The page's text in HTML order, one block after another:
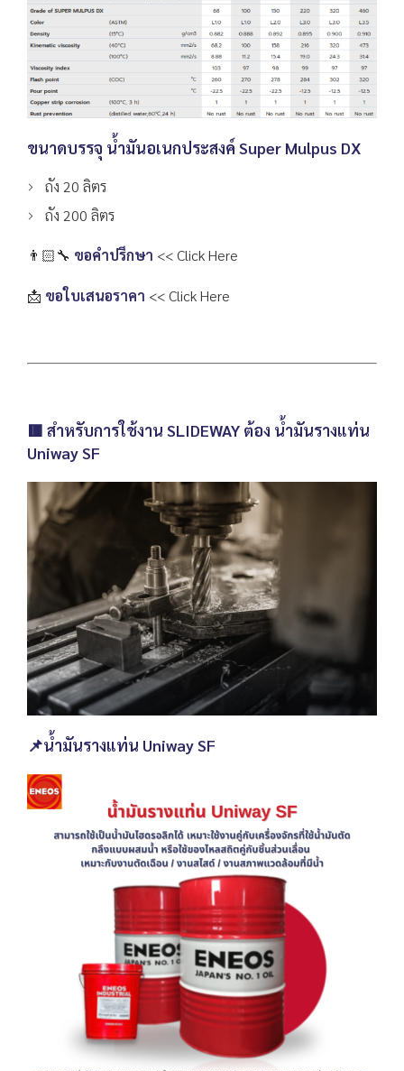
ขนาดบรรจุ น้ำมันอเนกประสงค์ Super Mulpus DX
ถัง 20 ลิตร
ถัง 200 ลิตร
👨🏻‍🔧 ขอคำปรึกษา << Click Here
📩 ขอใบเสนอราคา << Click Here
🟥 สำหรับการใช้งาน SLIDEWAY ต้อง น้ำมันรางแท่น
Uniway SF
📌น้ำมันรางแท่น Uniway SF